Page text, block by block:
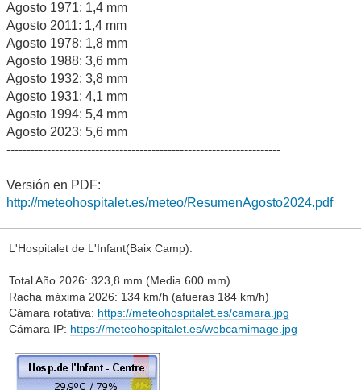
Agosto 1971: 1,4 mm
Agosto 2011: 1,4 mm
Agosto 1978: 1,8 mm
Agosto 1988: 3,6 mm
Agosto 1932: 3,8 mm
Agosto 1931: 4,1 mm
Agosto 1994: 5,4 mm
Agosto 2023: 5,6 mm
--------------------------------------------------------------------
Versión en PDF:
http://meteohospitalet.es/meteo/ResumenAgosto2024.pdf
L'Hospitalet de L'Infant(Baix Camp).
Total Año 2026: 323,8 mm (Media 600 mm).
Racha máxima 2026: 134 km/h (afueras 184 km/h)
Cámara rotativa: https://meteohospitalet.es/camara.jpg
Cámara IP: https://meteohospitalet.es/webcamimage.jpg